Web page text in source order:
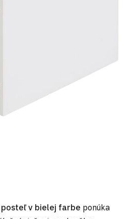
v bielej farbe ponúka